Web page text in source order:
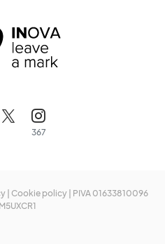
367
| Cookie policy| PIVA 01633810096